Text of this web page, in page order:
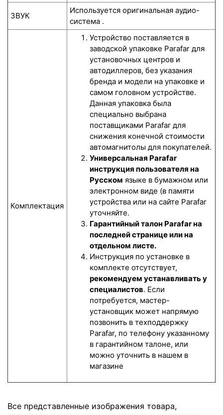
ЗВУК
Используется оригинальная аудио-
система .
Комплектация
Устройство поставляется в
заводской упаковке Parafar для
установочных центров и
автодиллеров, без указания
бренда и модели на упаковке и
самом головном устройстве.
Данная упаковка была
специально выбрана
поставщиками Parafar для
снижения конечной стоимости
автомагнитолы для покупателей.
Универсальная Parafar
инструкция пользователя на
Русском языке в бумажном или
электронном виде (в памяти
устройства или на сайте Parafar
уточняйте.
Гарантийный талон Parafar на
последней странице или на
отдельном листе.
Инструкция по установке в
комплекте отсутствует,
рекомендуем устанавливать у
специалистов. Если
потребуется, мастер-
установщик может напрямую
позвонить в техподдержку
Parafar, по телефону указанному
в гарантийном талоне, или
можно уточнить в нашем в
магазине
Все представленные изображения товара,